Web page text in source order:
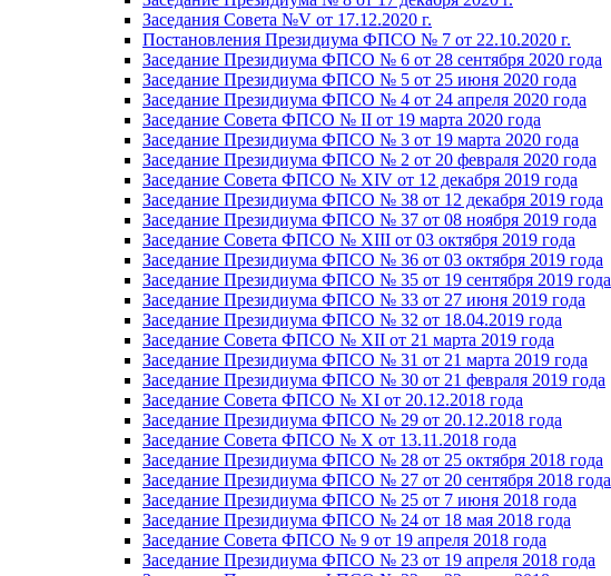
Заседания Совета №V от 17.12.2020 г.
Постановления Президиума ФПСО № 7 от 22.10.2020 г.
Заседание Президиума ФПСО № 6 от 28 сентября 2020 года
Заседание Президиума ФПСО № 5 от 25 июня 2020 года
Заседание Президиума ФПСО № 4 от 24 апреля 2020 года
Заседание Совета ФПСО № II от 19 марта 2020 года
Заседание Президиума ФПСО № 3 от 19 марта 2020 года
Заседание Президиума ФПСО № 2 от 20 февраля 2020 года
Заседание Совета ФПСО № XIV от 12 декабря 2019 года
Заседание Президиума ФПСО № 38 от 12 декабря 2019 года
Заседание Президиума ФПСО № 37 от 08 ноября 2019 года
Заседание Совета ФПСО № XIII от 03 октября 2019 года
Заседание Президиума ФПСО № 36 от 03 октября 2019 года
Заседание Президиума ФПСО № 35 от 19 сентября 2019 года
Заседание Президиума ФПСО № 33 от 27 июня 2019 года
Заседание Президиума ФПСО № 32 от 18.04.2019 года
Заседание Совета ФПСО № XII от 21 марта 2019 года
Заседание Президиума ФПСО № 31 от 21 марта 2019 года
Заседание Президиума ФПСО № 30 от 21 февраля 2019 года
Заседание Совета ФПСО № XI от 20.12.2018 года
Заседание Президиума ФПСО № 29 от 20.12.2018 года
Заседание Совета ФПСО № X от 13.11.2018 года
Заседание Президиума ФПСО № 28 от 25 октября 2018 года
Заседание Президиума ФПСО № 27 от 20 сентября 2018 года
Заседание Президиума ФПСО № 25 от 7 июня 2018 года
Заседание Президиума ФПСО № 24 от 18 мая 2018 года
Заседание Совета ФПСО № 9 от 19 апреля 2018 года
Заседание Президиума ФПСО № 23 от 19 апреля 2018 года